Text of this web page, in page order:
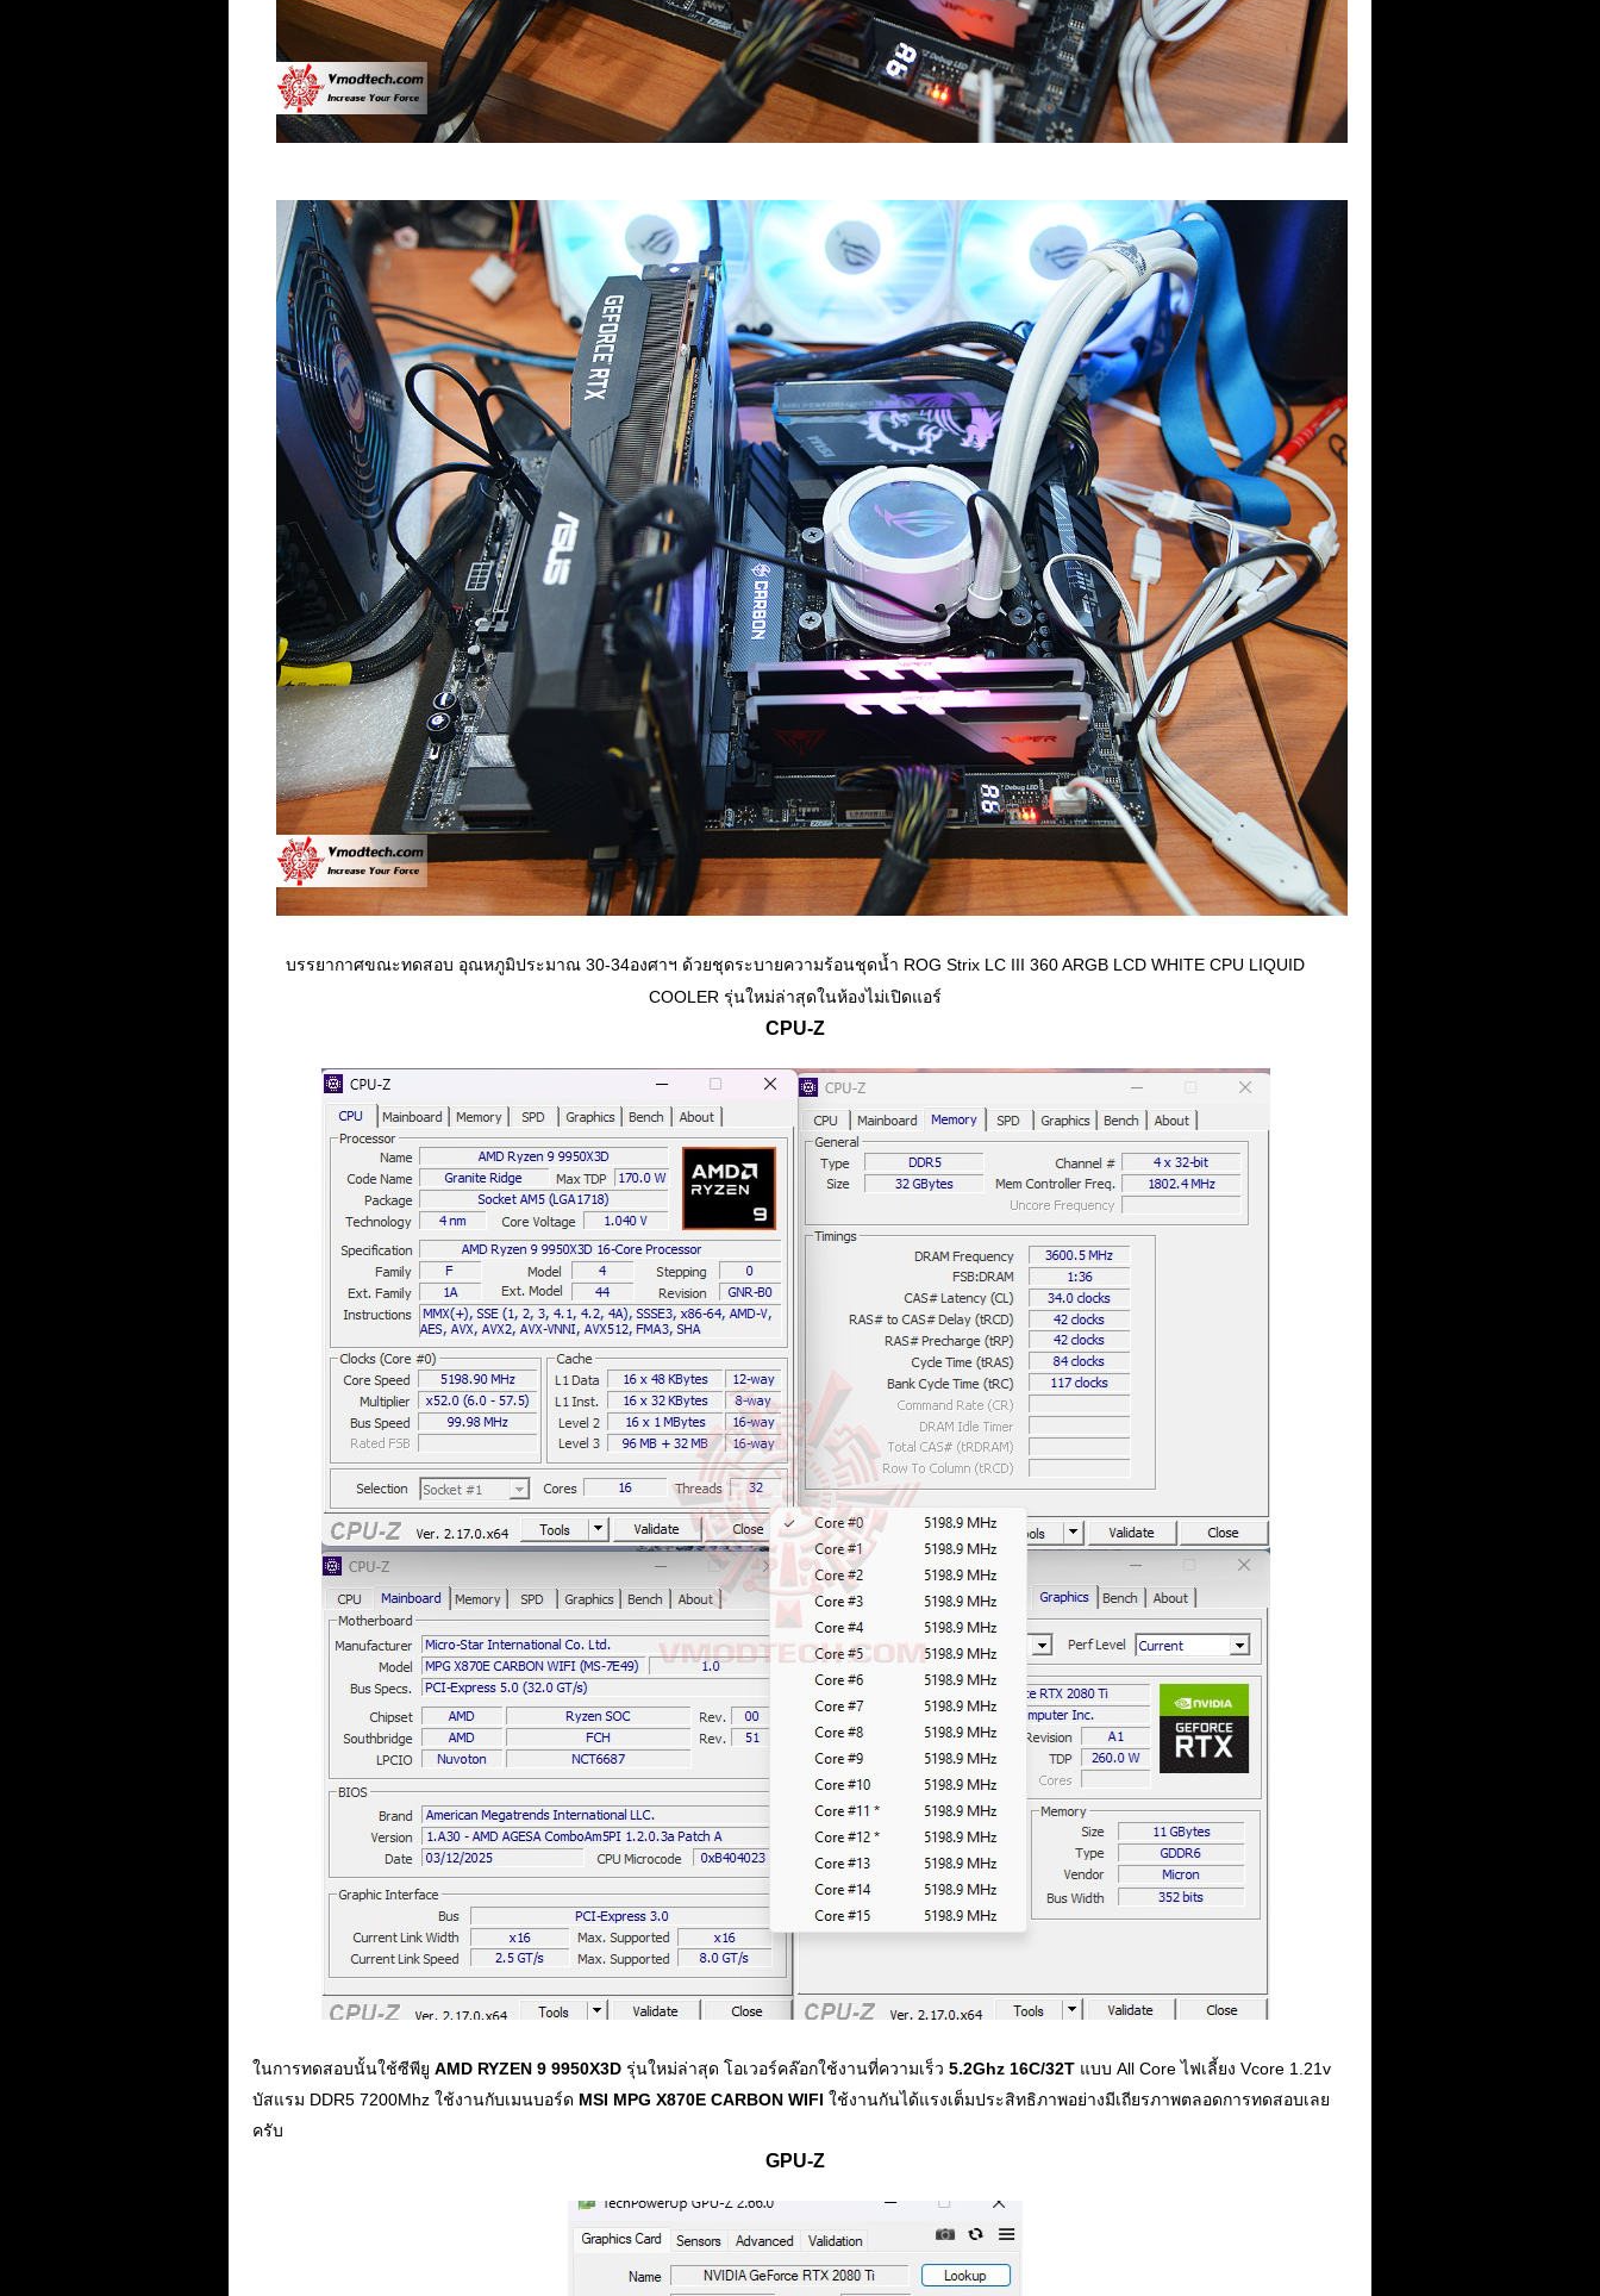
บรรยากาศขณะทดสอบ อุณหภูมิประมาณ 30-34องศาฯ ด้วยชุดระบายความร้อนชุดน้ำ ROG Strix LC III 360 ARGB LCD WHITE CPU LIQUID
COOLER รุ่นใหม่ล่าสุดในห้องไม่เปิดแอร์
CPU-Z
ในการทดสอบนั้นใช้ซีพียู AMD RYZEN 9 9950X3D รุ่นใหม่ล่าสุด โอเวอร์คล๊อกใช้งานที่ความเร็ว 5.2Ghz 16C/32T แบบ All Core ไฟเลี้ยง Vcore 1.21v
บัสแรม DDR5 7200Mhz ใช้งานกับเมนบอร์ด MSI MPG X870E CARBON WIFI ใช้งานกันได้แรงเต็มประสิทธิภาพอย่างมีเถียรภาพตลอดการทดสอบเลย
ครับ
GPU-Z